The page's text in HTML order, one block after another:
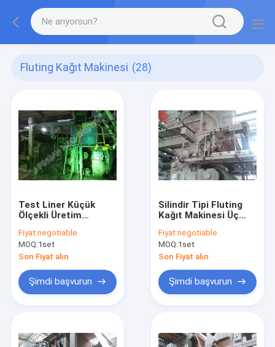
Fluting Kağıt Makinesi (28)
Test Liner Küçük
Ölçekli Üretim
Fiyat:negotiable
MOQ:1set
Son Fiyat alın
Şimdi başvurun
Silindir Tipi Fluting
Kağıt Makinesi Üç
Özelleştirilmiş Renk
Fiyat:negotiable
MOQ:1set
Son Fiyat alın
Şimdi başvurun